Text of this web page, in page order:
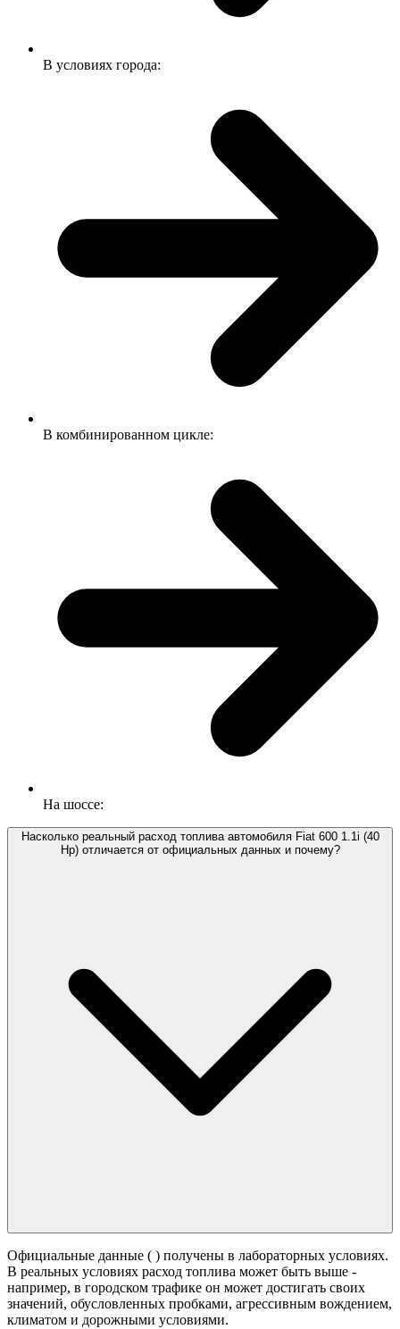
В условиях города:
В комбинированном цикле:
На шоссе:
Насколько реальный расход топлива автомобиля Fiat 600 1.1i (40
Hp) отличается от официальных данных и почему?
Официальные данные ( ) получены в лабораторных условиях.
В реальных условиях расход топлива может быть выше -
например, в городском трафике он может достигать своих
значений, обусловленных пробками, агрессивным вождением,
климатом и дорожными условиями.